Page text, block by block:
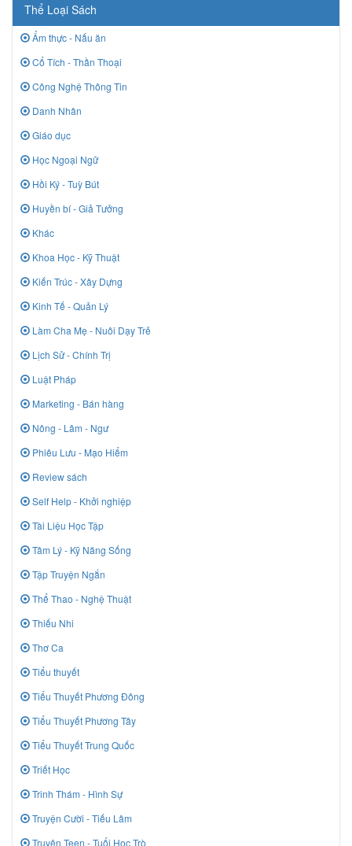
Thể Loại Sách
Ẩm thực - Nấu ăn
Cổ Tích - Thần Thoại
Công Nghệ Thông Tin
Danh Nhân
Giáo dục
Học Ngoại Ngữ
Hồi Ký - Tuỳ Bút
Huyền bí - Giả Tưởng
Khác
Khoa Học - Kỹ Thuật
Kiến Trúc - Xây Dựng
Kinh Tế - Quản Lý
Làm Cha Mẹ - Nuôi Dạy Trẻ
Lịch Sử - Chính Trị
Luật Pháp
Marketing - Bán hàng
Nông - Lâm - Ngư
Phiêu Lưu - Mạo Hiểm
Review sách
Self Help - Khởi nghiệp
Tài Liệu Học Tập
Tâm Lý - Kỹ Năng Sống
Tập Truyện Ngắn
Thể Thao - Nghệ Thuật
Thiếu Nhi
Thơ Ca
Tiểu thuyết
Tiểu Thuyết Phương Đông
Tiểu Thuyết Phương Tây
Tiểu Thuyết Trung Quốc
Triết Học
Trinh Thám - Hình Sự
Truyện Cười - Tiếu Lâm
Truyên Teen - Tuổi Học Trò